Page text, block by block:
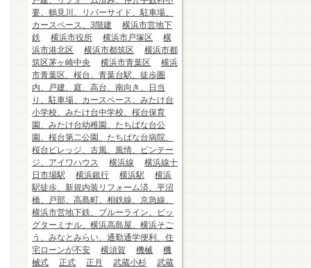
要、鶴見川、リバーサイド、駐車場、
カースペース、3階建
横浜市営地下
鉄
横浜市役所 横浜市戸塚区
横
浜市港北区
横浜市都筑区
横浜市都
筑区茅ヶ崎中央
横浜市青葉区
横浜
市青葉区、桜台、青葉台駅、徒歩圏
内、戸建、庭、高台、南向き、日当
り、駐車場、カースペース、みたけ台
小学校、みたけ台中学校、桜台保育
園、みたけ台幼稚園、たちばな台公
園、桜台第二公園、たちばな台病院、
桜台ビレッジ、古風、風情、ビンテー
ジ、アイワハウス
横浜線
横浜線十
日市場駅
横浜銀行 横浜駅
横浜
駅徒歩、新規内装リフォーム済、平沼
橋、戸部、高島町、相鉄線、京急線、
横浜市営地下鉄、ブルーライン、ビッ
グターミナル、横浜高島屋、横浜そご
う、みなとみらい、通勤通学便利、住
宅ローンが不安
横須賀 機械
機
械式
正式 正月 武蔵小杉
武蔵